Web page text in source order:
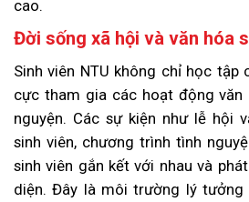
cao.
Đời sống xã hội và văn hóa
Sinh viên NTU không chỉ học
cực tham gia các hoạt động văn
nguyện. Các sự kiện như lễ hội
sinh viên, chương trình tình
sinh viên gắn kết với nhau và
diện. Đây là môi trường lý tưởng